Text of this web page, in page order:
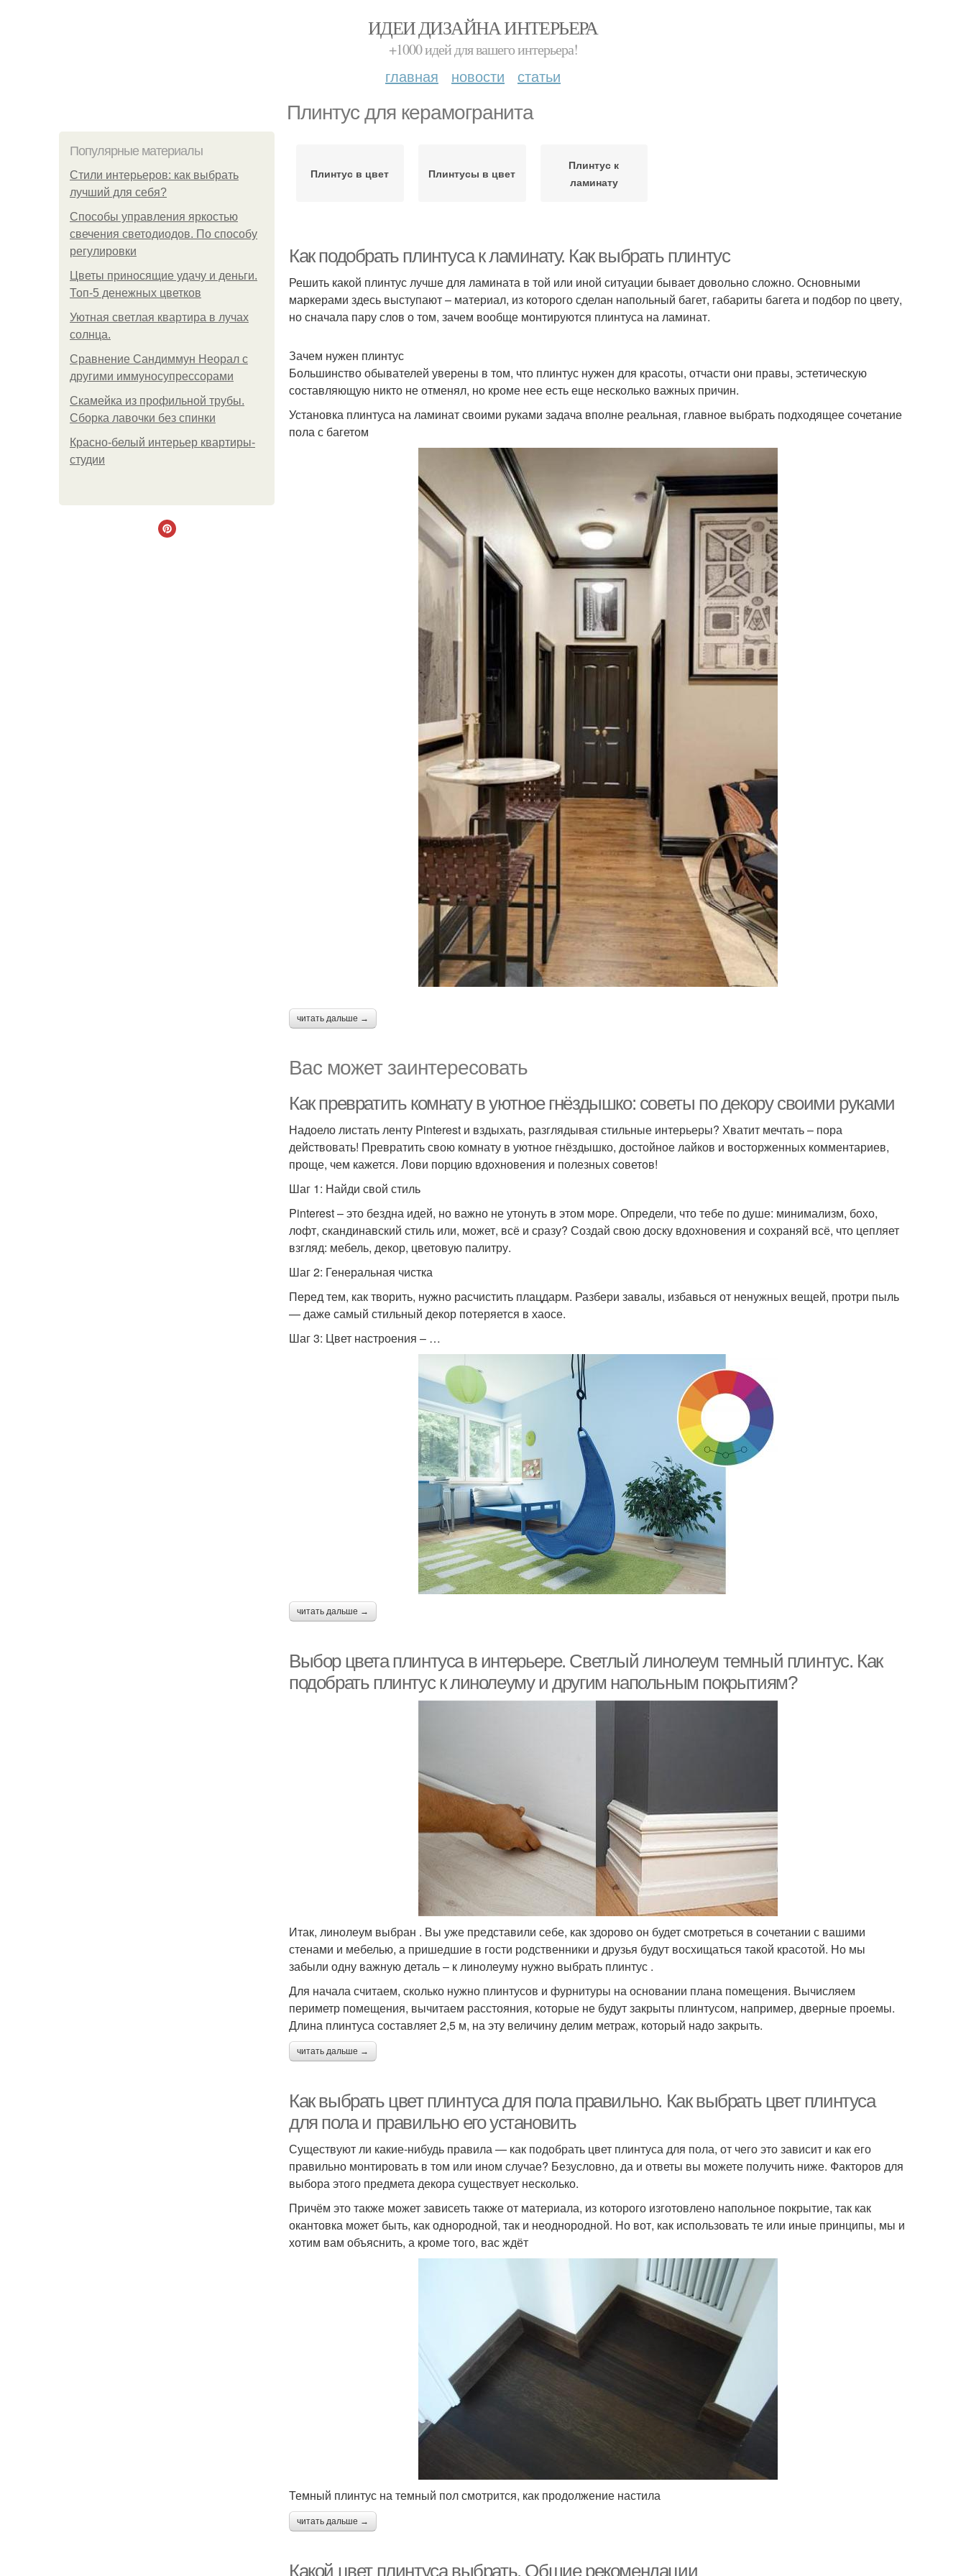
ИДЕИ ДИЗАЙНА ИНТЕРЬЕРА
+1000 идей для вашего интерьера!
главная новости статьи
Плинтус для керамогранита
Популярные материалы
Стили интерьеров: как выбрать
лучший для себя?
Способы управления яркостью
свечения светодиодов. По способу
регулировки
Цветы приносящие удачу и деньги.
Топ-5 денежных цветков
Уютная светлая квартира в лучах
солнца.
Сравнение Сандиммун Неорал с
другими иммуносупрессорами
Скамейка из профильной трубы.
Сборка лавочки без спинки
Красно-белый интерьер квартиры-
студии
Плинтус в цвет Плинтусы в цвет
Плинтус к
ламинату
Как подобрать плинтуса к ламинату. Как выбрать плинтус
Решить какой плинтус лучше для ламината в той или иной ситуации бывает довольно сложно. Основными
маркерами здесь выступают – материал, из которого сделан напольный багет, габариты багета и подбор по цвету,
но сначала пару слов о том, зачем вообще монтируются плинтуса на ламинат.
Зачем нужен плинтус
Большинство обывателей уверены в том, что плинтус нужен для красоты, отчасти они правы, эстетическую
составляющую никто не отменял, но кроме нее есть еще несколько важных причин.
Установка плинтуса на ламинат своими руками задача вполне реальная, главное выбрать подходящее сочетание
пола с багетом
читать дальше →
Вас может заинтересовать
Как превратить комнату в уютное гнёздышко: советы по декору своими руками
Надоело листать ленту Pinterest и вздыхать, разглядывая стильные интерьеры? Хватит мечтать – пора
действовать! Превратить свою комнату в уютное гнёздышко, достойное лайков и восторженных комментариев,
проще, чем кажется. Лови порцию вдохновения и полезных советов!
Шаг 1: Найди свой стиль
Pinterest – это бездна идей, но важно не утонуть в этом море. Определи, что тебе по душе: минимализм, бохо,
лофт, скандинавский стиль или, может, всё и сразу? Создай свою доску вдохновения и сохраняй всё, что цепляет
взгляд: мебель, декор, цветовую палитру.
Шаг 2: Генеральная чистка
Перед тем, как творить, нужно расчистить плацдарм. Разбери завалы, избавься от ненужных вещей, протри пыль
— даже самый стильный декор потеряется в хаосе.
Шаг 3: Цвет настроения – …
читать дальше →
Выбор цвета плинтуса в интерьере. Светлый линолеум темный плинтус. Как
подобрать плинтус к линолеуму и другим напольным покрытиям?
Итак, линолеум выбран . Вы уже представили себе, как здорово он будет смотреться в сочетании с вашими
стенами и мебелью, а пришедшие в гости родственники и друзья будут восхищаться такой красотой. Но мы
забыли одну важную деталь – к линолеуму нужно выбрать плинтус .
Для начала считаем, сколько нужно плинтусов и фурнитуры на основании плана помещения. Вычисляем
периметр помещения, вычитаем расстояния, которые не будут закрыты плинтусом, например, дверные проемы.
Длина плинтуса составляет 2,5 м, на эту величину делим метраж, который надо закрыть.
читать дальше →
Как выбрать цвет плинтуса для пола правильно. Как выбрать цвет плинтуса
для пола и правильно его установить
Существуют ли какие-нибудь правила — как подобрать цвет плинтуса для пола, от чего это зависит и как его
правильно монтировать в том или ином случае? Безусловно, да и ответы вы можете получить ниже. Факторов для
выбора этого предмета декора существует несколько.
Причём это также может зависеть также от материала, из которого изготовлено напольное покрытие, так как
окантовка может быть, как однородной, так и неоднородной. Но вот, как использовать те или иные принципы, мы и
хотим вам объяснить, а кроме того, вас ждёт
Темный плинтус на темный пол смотрится, как продолжение настила
читать дальше →
Какой цвет плинтуса выбрать. Общие рекомендации